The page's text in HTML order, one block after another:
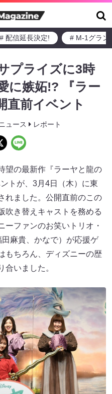
# 配信延長決定! # M-1グラン
プライズに3時
に嫉妬!? 『ラー
直前イベント
ュース レポート
望の最新作『ラーヤと龍の
トが、3月4日（木）に東
れました。公開直前のこの
吹き替えキャストを務める
ーファンのお笑いトリオ・
麻貴、かなで）が応援ゲ
もちろん、ディズニーの歴
合いました。